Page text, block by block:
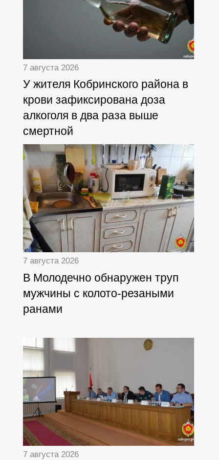
7 августа 2026
У жителя Кобринского района в
крови зафиксирована доза
алкоголя в два раза выше
смертной
7 августа 2026
В Молодечно обнаружен труп
мужчины с колото-резаными
ранами
7 августа 2026